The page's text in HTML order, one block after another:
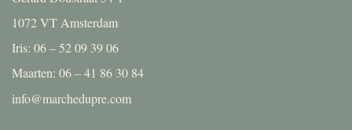
1072 VT Amsterdam
Iris: 06 – 52 09 39 06
Maarten: 06 – 41 86 30 84
info@marchedupre.com